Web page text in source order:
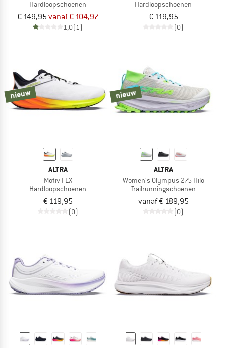
Hardloopschoenen
€ 149,95vanaf € 104,97
1,0(1)
Hardloopschoenen
€ 119,95
(0)
nieuw
ALTRA
Motiv FLX
Hardloopschoenen
€ 119,95
(0)
nieuw
ALTRA
Women's Olympus 275 Hilo
Trailrunningschoenen
vanaf € 189,95
(0)